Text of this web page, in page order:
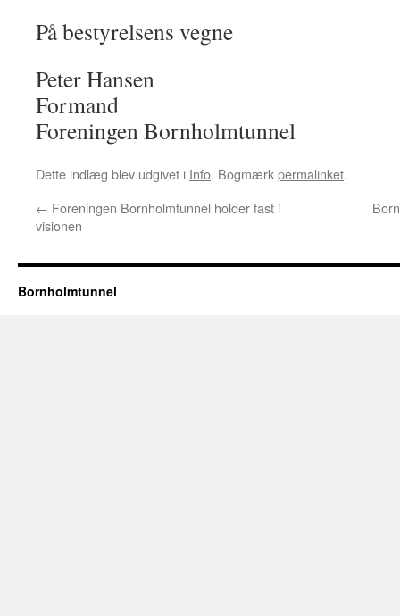
På bestyrelsens vegne
Peter Hansen
Formand
Foreningen Bornholmtunnel
Dette indlæg blev udgivet i Info. Bogmærkpermalinket.
← Foreningen Bornholmtunnel holder fast i
visionen
Bornholmtunnel